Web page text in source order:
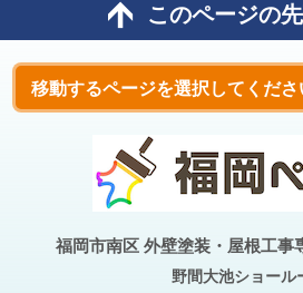
このページの
福岡市南区 外壁塗装・屋根工事
野間大池ショール